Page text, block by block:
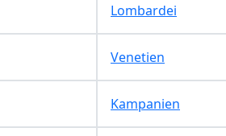
Lombardei
Venetien
Kampanien